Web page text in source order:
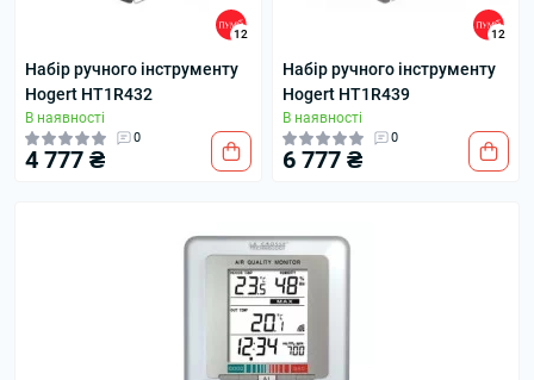
12
Набір ручного інструменту
Hogert HT1R432
В наявності
0
4 777 ₴
12
Набір ручного інструменту
Hogert HT1R439
В наявності
0
6 777 ₴